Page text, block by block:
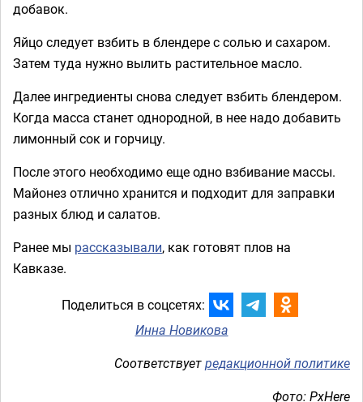
добавок.
Яйцо следует взбить в блендере с солью и сахаром.
Затем туда нужно вылить растительное масло.
Далее ингредиенты снова следует взбить блендером.
Когда масса станет однородной, в нее надо добавить
лимонный сок и горчицу.
После этого необходимо еще одно взбивание массы.
Майонез отлично хранится и подходит для заправки
разных блюд и салатов.
Ранее мы рассказывали, как готовят плов на
Кавказе.
Поделиться в соцсетях:
Инна Новикова
Соответствуетредакционной политике
Фото: PxHere